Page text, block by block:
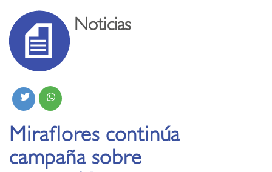
Noticias
Miraflores continúa
campaña sobre